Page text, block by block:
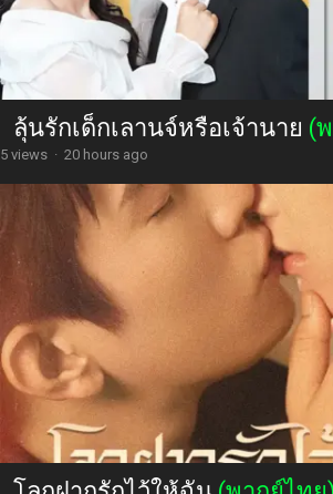
ลุ้นรักเด็กเลานจ์หรือเจ้านาย (
5 views · 20 hours ago